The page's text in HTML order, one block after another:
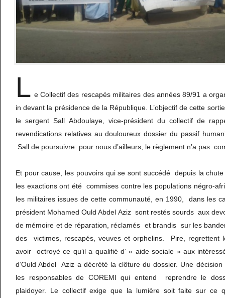
L e Collectif des rescapés militaires des années 89/91 a
in devant la présidence de la République. L’objectif de cette
le sergent Sall Abdoulaye, vice-président du collectif de
revendications relatives au douloureux dossier du passif
Sall de poursuivre: pour nous d’ailleurs, le règlement n’a pas
Et pour cause, les pouvoirs qui se sont succédé depuis la chute
les exactions ont été commises contre les populations négro-
les militaires issues de cette communauté, en 1990, dans les
président Mohamed Ould Abdel Aziz sont restés sourds aux
de mémoire et de réparation, réclamés et brandis sur les
des victimes, rescapés, veuves et orphelins. Pire, regrettent
avoir octroyé ce qu’il a qualifié d’ « aide sociale » aux
d’Ould Abdel Aziz a décrété la clôture du dossier. Une
les responsables de COREMI qui entend reprendre le
plaidoyer. Le collectif exige que la lumière soit faite sur ce